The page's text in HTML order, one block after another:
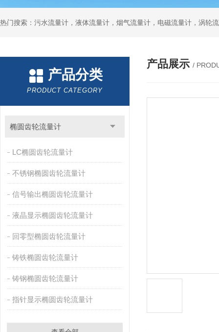
产品分类
PRODUCT CATEGORY
椭圆齿轮流量计
LC椭圆齿轮流量计
不锈钢椭圆齿轮流量计
信号输出椭圆齿轮流量计
液晶显示椭圆齿轮流量计
回零型椭圆齿轮流量计
铸铁椭圆齿轮流量计
铸钢椭圆齿轮流量计
指针显示椭圆齿轮流量计
产品展示 /